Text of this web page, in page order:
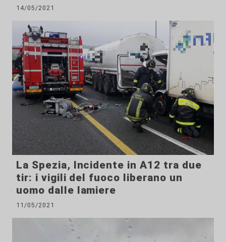
14/05/2021
La Spezia, Incidente in A12 tra due
tir: i vigili del fuoco liberano un
uomo dalle lamiere
11/05/2021